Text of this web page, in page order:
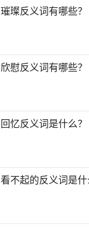
璀璨反义词有哪些？
欣慰反义词有哪些？
回忆反义词是什么？
看不起的反义词是什